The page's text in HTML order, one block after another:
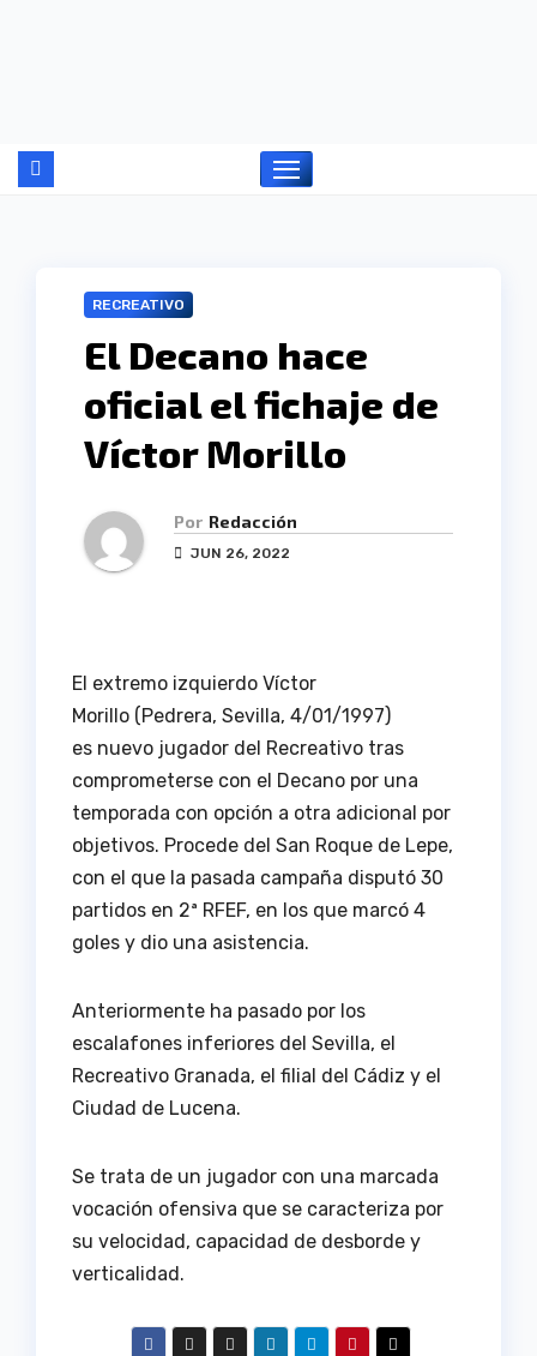
RECREATIVO
El Decano hace
oficial el fichaje de
Víctor Morillo
Por Redacción
JUN 26, 2022
El extremo izquierdo Víctor
Morillo (Pedrera, Sevilla, 4/01/1997)
es nuevo jugador del Recreativo tras
comprometerse con el Decano por una
temporada con opción a otra adicional por
objetivos. Procede del San Roque de Lepe,
con el que la pasada campaña disputó 30
partidos en 2ª RFEF, en los que marcó 4
goles y dio una asistencia.
Anteriormente ha pasado por los
escalafones inferiores del Sevilla, el
Recreativo Granada, el filial del Cádiz y el
Ciudad de Lucena.
Se trata de un jugador con una marcada
vocación ofensiva que se caracteriza por
su velocidad, capacidad de desborde y
verticalidad.